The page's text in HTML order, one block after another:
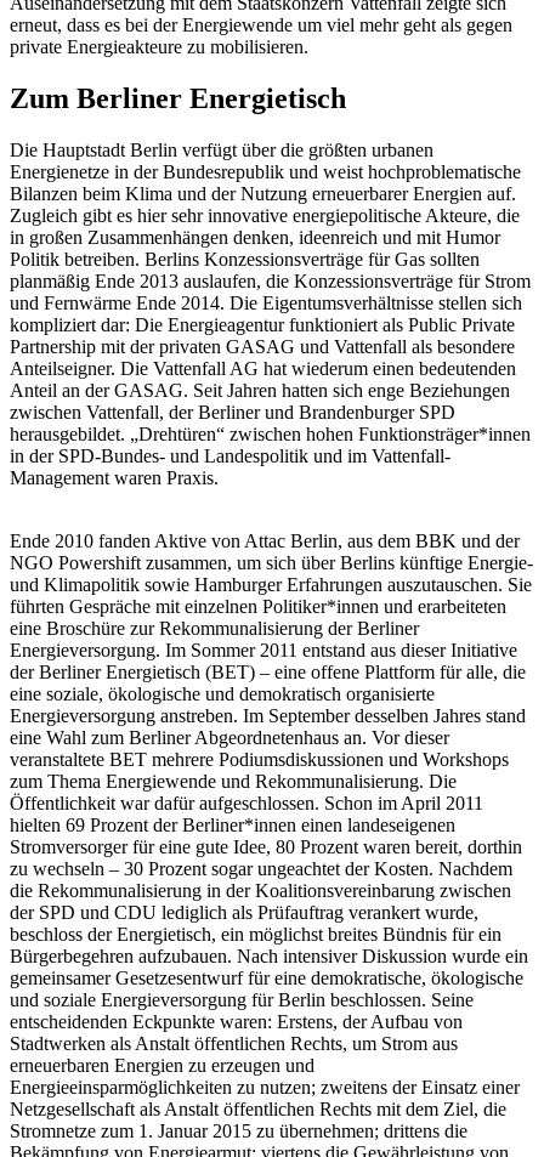
erneut, dass es bei der Energiewende um viel mehr geht als gegen
private Energieakteure zu mobilisieren.
Zum Berliner Energietisch
Die Hauptstadt Berlin verfügt über die größten urbanen
Energienetze in der Bundesrepublik und weist hochproblematische
Bilanzen beim Klima und der Nutzung erneuerbarer Energien auf.
Zugleich gibt es hier sehr innovative energiepolitische Akteure, die
in großen Zusammenhängen denken, ideenreich und mit Humor
Politik betreiben. Berlins Konzessionsverträge für Gas sollten
planmäßig Ende 2013 auslaufen, die Konzessionsverträge für Strom
und Fernwärme Ende 2014. Die Eigentumsverhältnisse stellen sich
kompliziert dar: Die Energieagentur funktioniert als Public Private
Partnership mit der privaten GASAG und Vattenfall als besondere
Anteilseigner. Die Vattenfall AG hat wiederum einen bedeutenden
Anteil an der GASAG. Seit Jahren hatten sich enge Beziehungen
zwischen Vattenfall, der Berliner und Brandenburger SPD
herausgebildet. „Drehtüren“ zwischen hohen Funktionsträger*innen
in der SPD-Bundes- und Landespolitik und im Vattenfall-
Management waren Praxis.
Ende 2010 fanden Aktive von Attac Berlin, aus dem BBK und der
NGO Powershift zusammen, um sich über Berlins künftige Energie-
und Klimapolitik sowie Hamburger Erfahrungen auszutauschen. Sie
führten Gespräche mit einzelnen Politiker*innen und erarbeiteten
eine Broschüre zur Rekommunalisierung der Berliner
Energieversorgung. Im Sommer 2011 entstand aus dieser Initiative
der Berliner Energietisch (BET) – eine offene Plattform für alle, die
eine soziale, ökologische und demokratisch organisierte
Energieversorgung anstreben. Im September desselben Jahres stand
eine Wahl zum Berliner Abgeordnetenhaus an. Vor dieser
veranstaltete BET mehrere Podiumsdiskussionen und Workshops
zum Thema Energiewende und Rekommunalisierung. Die
Öffentlichkeit war dafür aufgeschlossen. Schon im April 2011
hielten 69 Prozent der Berliner*innen einen landeseigenen
Stromversorger für eine gute Idee, 80 Prozent waren bereit, dorthin
zu wechseln – 30 Prozent sogar ungeachtet der Kosten. Nachdem
die Rekommunalisierung in der Koalitionsvereinbarung zwischen
der SPD und CDU lediglich als Prüfauftrag verankert wurde,
beschloss der Energietisch, ein möglichst breites Bündnis für ein
Bürgerbegehren aufzubauen. Nach intensiver Diskussion wurde ein
gemeinsamer Gesetzesentwurf für eine demokratische, ökologische
und soziale Energieversorgung für Berlin beschlossen. Seine
entscheidenden Eckpunkte waren: Erstens, der Aufbau von
Stadtwerken als Anstalt öffentlichen Rechts, um Strom aus
erneuerbaren Energien zu erzeugen und
Energieeinsparmöglichkeiten zu nutzen; zweitens der Einsatz einer
Netzgesellschaft als Anstalt öffentlichen Rechts mit dem Ziel, die
Stromnetze zum 1. Januar 2015 zu übernehmen; drittens die
Bekämpfung von Energiearmut; viertens die Gewährleistung von